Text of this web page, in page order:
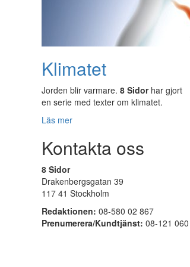
Klimatet
Jorden blir varmare. 8 Sidorhar gjort
en serie med texter om klimatet.
Läs mer
Kontakta oss
8 Sidor
Drakenbergsgatan 39
117 41 Stockholm
Redaktionen: 08-580 02 867
Prenumerera/Kundtjänst: 08-121